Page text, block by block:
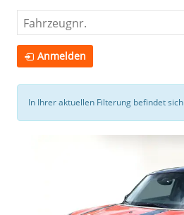
In Ihrer aktuellen Filterung befindet sich
Fahrzeugnr.
Anmelden